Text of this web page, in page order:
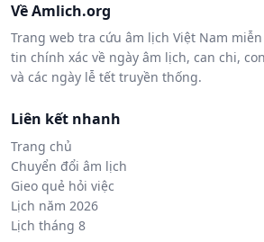
Về Amlich.org
Trang web tra cứu âm lịch Việt Nam
tin chính xác về ngày âm lịch, can chi,
và các ngày lễ tết truyền thống.
Liên kết nhanh
Trang chủ
Chuyển đổi âm lịch
Gieo quẻ hỏi việc
Lịch năm 2026
Lịch tháng 8